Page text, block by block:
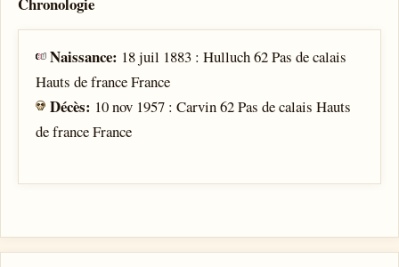
Naissance: 18 juil 1883 : Hulluch 62 Pas de calais
Hauts de france France
Décès: 10 nov 1957 : Carvin 62 Pas de calais Hauts
de france France